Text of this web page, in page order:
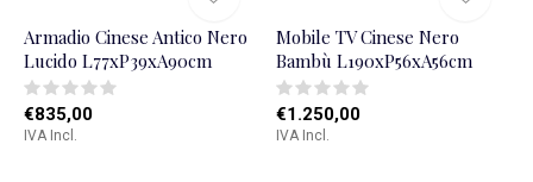
Armadio Cinese Antico Nero
Lucido L77xP39xA90cm
€835,00
IVA Incl.
Mobile TV Cinese Nero
Bambù L190xP56xA56cm
€1.250,00
IVA Incl.